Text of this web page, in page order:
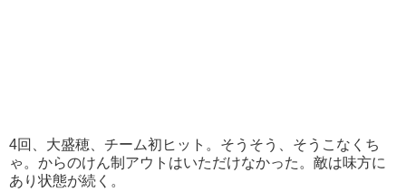
4回、大盛穂、チーム初ヒット。そうそう、そうこなくち
ゃ。からのけん制アウトはいただけなかった。敵は味方に
あり状態が続く。